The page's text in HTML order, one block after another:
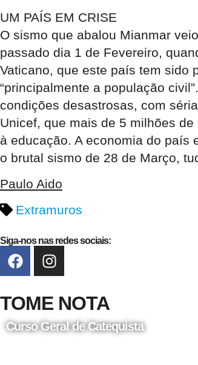
UM PAÍS EM CRISE
O sismo que abalou Mianmar
passado dia 1 de Fevereiro,
Vaticano, que este país tem sido
“principalmente a população
condições desastrosas, com
Unicef, que mais de 5 milhões
à educação. A economia do país
o brutal sismo de 28 de Março,
Paulo Aido
Extramuros
Siga-nos nas redes sociais:
TOME NOTA
Curso Geral de Catequista